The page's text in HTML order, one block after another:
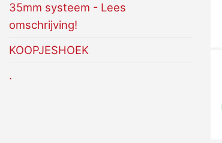
35mm systeem - Lees
omschrijving!
KOOPJESHOEK
.